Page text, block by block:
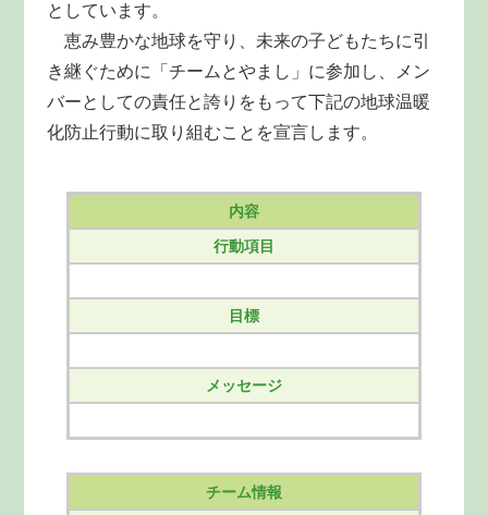
としています。
恵み豊かな地球を守り、未来の子どもたちに引
き継ぐために「チームとやまし」に参加し、メン
バーとしての責任と誇りをもって下記の地球温暖
化防止行動に取り組むことを宣言します。
内容
行動項目
目標
メッセージ
チーム情報